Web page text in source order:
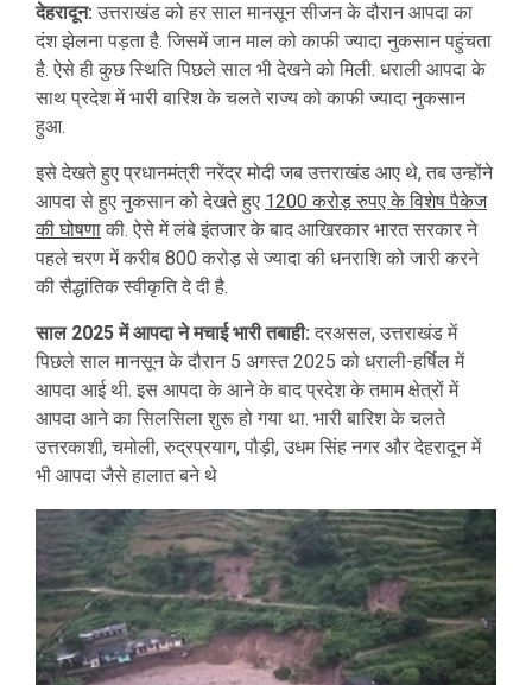
देहरादून: उत्तराखंड को हर साल मानसून सीजन के दौरान आपदा का
दंश झेलना पड़ता है. जिसमें जान माल को काफी ज्यादा नुकसान पहुंचता
है. ऐसे ही कुछ स्थिति पिछले साल भी देखने को मिली. धराली आपदा के
साथ प्रदेश में भारी बारिश के चलते राज्य को काफी ज्यादा नुकसान
हुआ.
इसे देखते हुए प्रधानमंत्री नरेंद्र मोदी जब उत्तराखंड आए थे, तब उन्होंने
आपदा से हुए नुकसान को देखते हुए 1200 करोड़ रुपए के विशेष पैकेज
की घोषणा की. ऐसे में लंबे इंतजार के बाद आखिरकार भारत सरकार ने
पहले चरण में करीब 800 करोड़ से ज्यादा की धनराशि को जारी करने
की सैद्धांतिक स्वीकृति दे दी है.
साल 2025 में आपदा ने मचाई भारी तबाही: दरअसल, उत्तराखंड में
पिछले साल मानसून के दौरान 5 अगस्त 2025 को धराली-हर्षिल में
आपदा आई थी. इस आपदा के आने के बाद प्रदेश के तमाम क्षेत्रों में
आपदा आने का सिलसिला शुरू हो गया था. भारी बारिश के चलते
उत्तरकाशी, चमोली, रुद्रप्रयाग, पौड़ी, उधम सिंह नगर और देहरादून में
भी आपदा जैसे हालात बने थे